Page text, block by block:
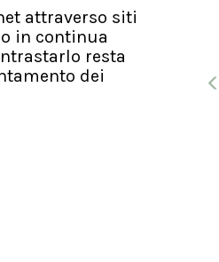
attraverso siti
in continua
resta
dei